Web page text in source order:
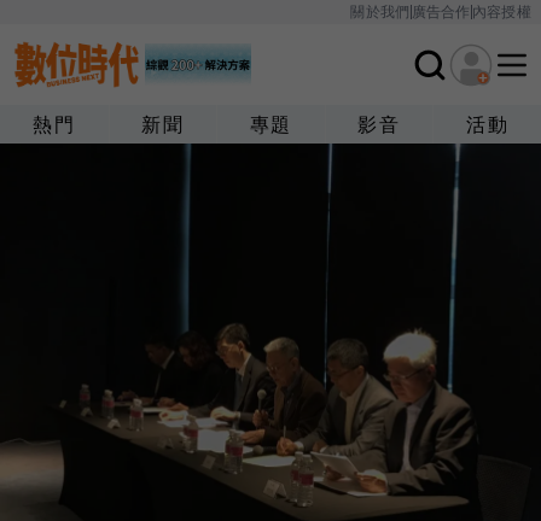
關於我們廣告合作內容授權
熱門 新聞 專題 影音 活動